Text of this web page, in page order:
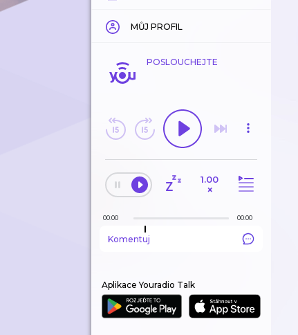
MŮJ PROFIL
POSLOUCHEJTE
1.00
×
00:00 00:00
Komentuj
Aplikace Youradio Talk